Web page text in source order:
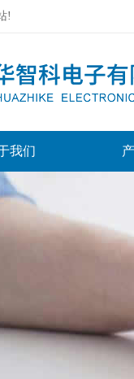
!
我们